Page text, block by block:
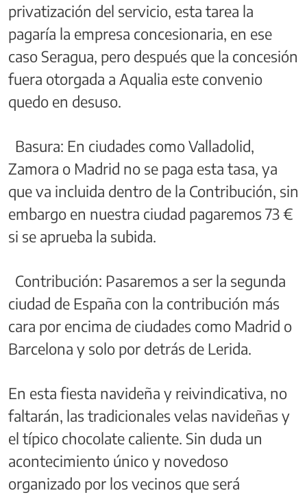
privatización del servicio, esta tarea la
pagaría la empresa concesionaria, en ese
caso Seragua, pero después que la concesión
fuera otorgada a Aqualia este convenio
quedo en desuso.
Basura: En ciudades como Valladolid,
Zamora o Madrid no se paga esta tasa, ya
que va incluida dentro de la Contribución, sin
embargo en nuestra ciudad pagaremos 73 €
si se aprueba la subida.
Contribución: Pasaremos a ser la segunda
ciudad de España con la contribución más
cara por encima de ciudades como Madrid o
Barcelona y solo por detrás de Lerida.
En esta fiesta navideña y reivindicativa, no
faltarán, las tradicionales velas navideñas y
el típico chocolate caliente. Sin duda un
acontecimiento único y novedoso
organizado por los vecinos que será